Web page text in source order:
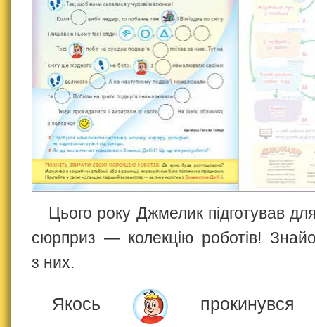
Цього року Джмелик підготував
сюрприз — колекцію роботів!
з них.
Якось